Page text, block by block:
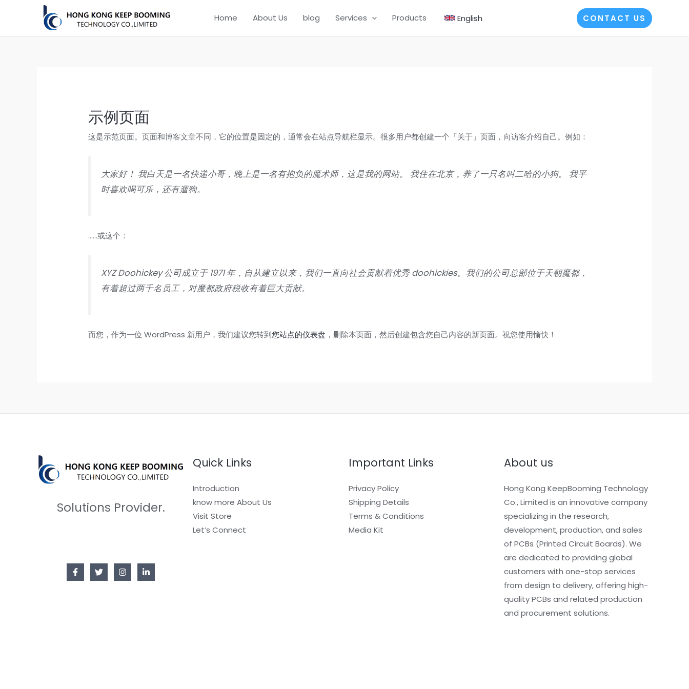
content
Home About Us blog Services Products English CONTACT US
示例页面
这是示范页面。页面和博客文章不同，它的位置是固定的，通常会在站点导航栏显示。很多用户都创建一个「关于」页面，向访客介绍自己。例如：
大家好！ 我白天是一名快递小哥，晚上是一名有抱负的魔术师，这是我的网站。 我住在北京，养了一只名叫二哈的小狗。 我平
时喜欢喝可乐，还有遛狗。
……或这个：
XYZ Doohickey 公司成立于 1971 年，自从建立以来，我们一直向社会贡献着优秀 doohickies。我们的公司总部位于天朝魔都，
有着超过两千名员工，对魔都政府税收有着巨大贡献。
而您，作为一位 WordPress 新用户，我们建议您转到您站点的仪表盘 ，删除本页面，然后创建包含您自己内容的新页面。祝您使用愉快！
Solutions Provider.
Quick Links
Introduction
know more About Us
Visit Store
Let’s Connect
Important Links
Privacy Policy
Shipping Details
Terms & Conditions
Media Kit
About us
Hong Kong KeepBooming Technology
Co., Limited is an innovative company
specializing in the research,
development, production, and sales
of PCBs (Printed Circuit Boards). We
are dedicated to providing global
customers with one-stop services
from design to delivery, offering high-
quality PCBs and related production
and procurement solutions.